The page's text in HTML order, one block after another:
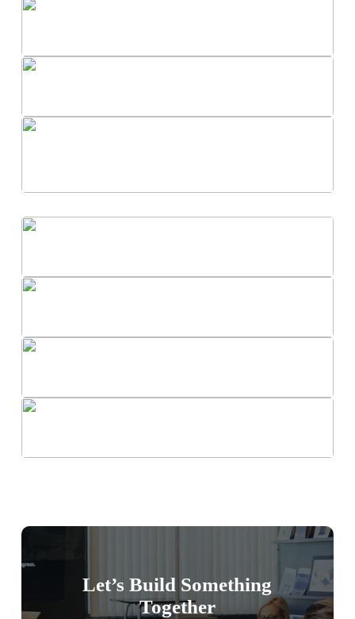
Let’s Build Something
Together